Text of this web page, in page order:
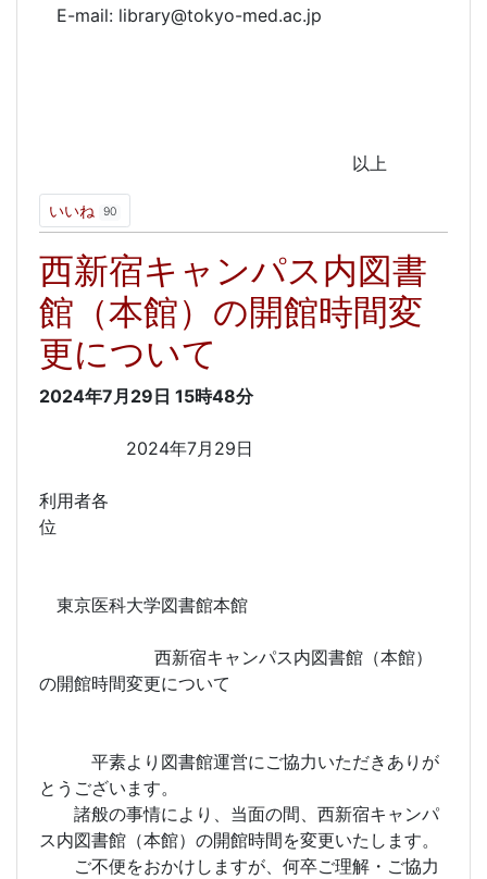
E-mail: library@tokyo-med.ac.jp
以上
いいね 90
西新宿キャンパス内図書
館（本館）の開館時間変
更について
2024年7月29日 15時48分
2024年7月29日
利用者各
位
東京医科大学図書館本館
西新宿キャンパス内図書館（本館）
の開館時間変更について
平素より図書館運営にご協力いただきありが
とうございます。
諸般の事情により、当面の間、西新宿キャンパ
ス内図書館（本館）の開館時間を変更いたします。
ご不便をおかけしますが、何卒ご理解・ご協力